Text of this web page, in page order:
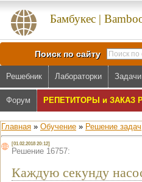
Бамбукес |
Поиск по сайту
Решебник Лабораторки Задачи
Форум РЕПЕТИТОРЫ и ЗАКАЗ
Главная » Обучение » Решение задач
[01.02.2018 20:12]
Решение 16757:
Каждую секунду